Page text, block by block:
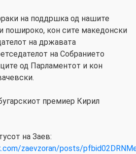
на поддршка од нашите
пошироко, кон сите македонски
на државата
на Собранието
од Парламентот и кон
премиер Кирил
на Заев:
zaevzoran/posts/